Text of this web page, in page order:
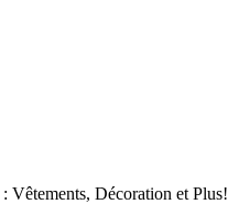
Vêtements, Décoration et Plus!